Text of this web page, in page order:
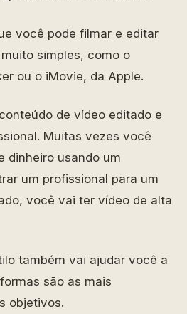
você pode filmar e editar
simples, como o
ou o iMovie, da Apple.
de vídeo editado e
Muitas vezes você
dinheiro usando um
um profissional para um
você vai ter vídeo de alta
também vai ajudar você a
são as mais
objetivos.